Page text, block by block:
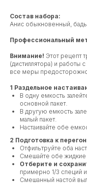
Состав набора:
Анис обыкновенный,
Профессиональный
Внимание! Этот рецепт
(дистиллятора) и работы
все меры
1 Раздельное
В одну емкость
основной пакет.
В другую емкость
малый пакет.
Настаивайте обе
2 Подготовка к
Отфильтруйте оба
Смешайте обе жидкие
Отберите и
примерно 1/3 специй
Смешанный настой